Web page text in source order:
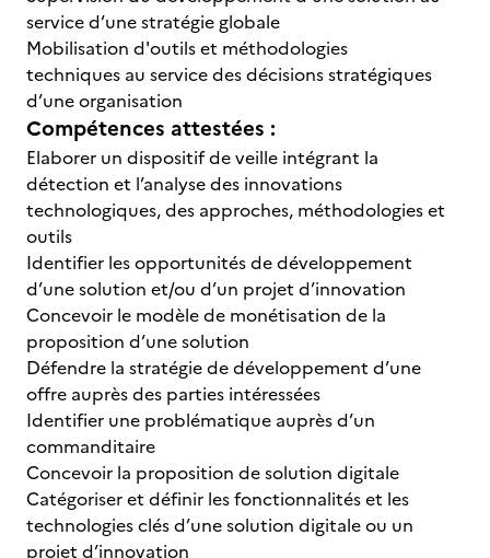
service d’une stratégie globale
Mobilisation d'outils et méthodologies
techniques au service des décisions stratégiques
d’une organisation
Compétences attestées :
Elaborer un dispositif de veille intégrant la
détection et l’analyse des innovations
technologiques, des approches, méthodologies et
outils
Identifier les opportunités de développement
d’une solution et/ou d’un projet d’innovation
Concevoir le modèle de monétisation de la
proposition d’une solution
Défendre la stratégie de développement d’une
offre auprès des parties intéressées
Identifier une problématique auprès d’un
commanditaire
Concevoir la proposition de solution digitale
Catégoriser et définir les fonctionnalités et les
technologies clés d’une solution digitale ou un
projet d’innovation